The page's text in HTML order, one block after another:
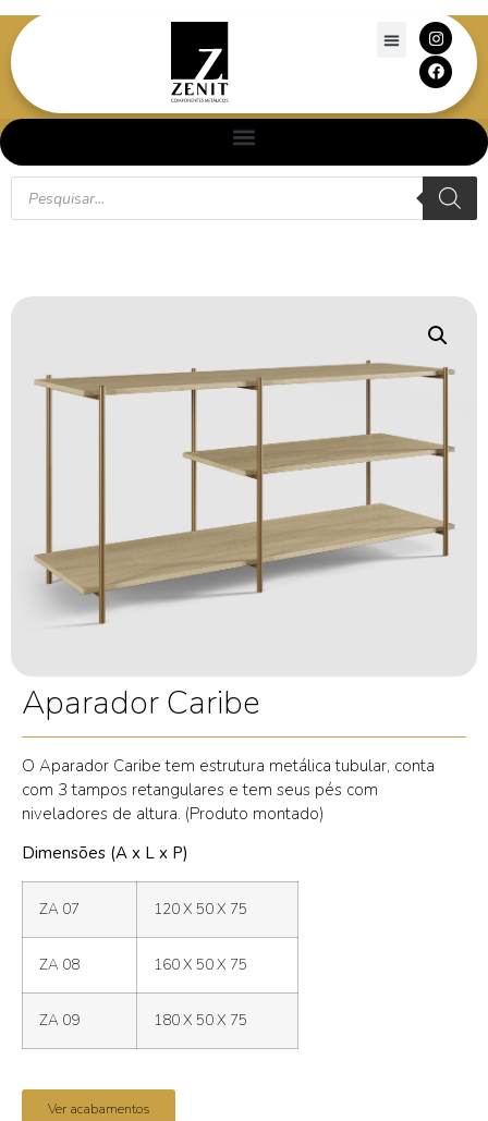
Aparador Caribe
O Aparador Caribe tem estrutura metálica tubular, conta
com 3 tampos retangulares e tem seus pés com
niveladores de altura. (Produto montado)
Dimensões (A x L x P)
ZA 07 120 X 50 X 75
ZA 08 160 X 50 X 75
ZA 09 180 X 50 X 75
Ver acabamentos